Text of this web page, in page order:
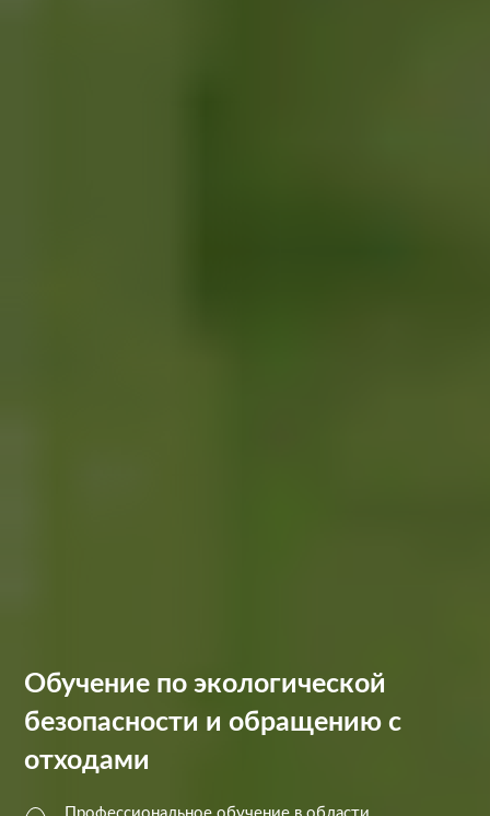
Обучение по экологической
безопасности и обращению с
отходами